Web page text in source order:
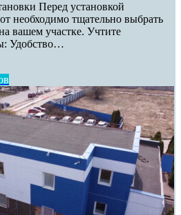
Перед установкой
необходимо тщательно выбрать
вашем участке. Учтите
Удобство…